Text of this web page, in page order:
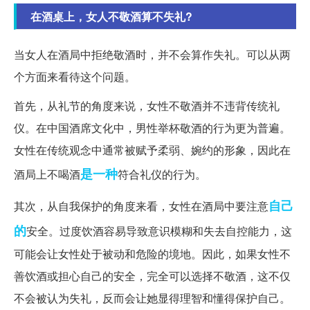
在酒桌上，女人不敬酒算不失礼?
当女人在酒局中拒绝敬酒时，并不会算作失礼。可以从两
个方面来看待这个问题。
首先，从礼节的角度来说，女性不敬酒并不违背传统礼
仪。在中国酒席文化中，男性举杯敬酒的行为更为普遍。
女性在传统观念中通常被赋予柔弱、婉约的形象，因此在
酒局上不喝酒是一种符合礼仪的行为。
其次，从自我保护的角度来看，女性在酒局中要注意自己
的安全。过度饮酒容易导致意识模糊和失去自控能力，这
可能会让女性处于被动和危险的境地。因此，如果女性不
善饮酒或担心自己的安全，完全可以选择不敬酒，这不仅
不会被认为失礼，反而会让她显得理智和懂得保护自己。